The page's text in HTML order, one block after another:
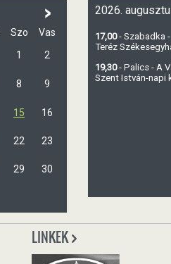
>
Szo
Vas
1
2
8 9
15 16
22 23
29 30
2026.
17,00- Szabadka
Teréz
19,30- Palics - A
Szent István-napi
LINKEK